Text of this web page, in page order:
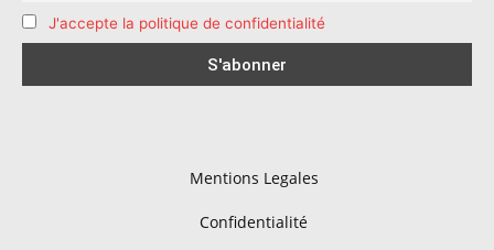
J'accepte la politique de confidentialité
Mentions Legales
Confidentialité